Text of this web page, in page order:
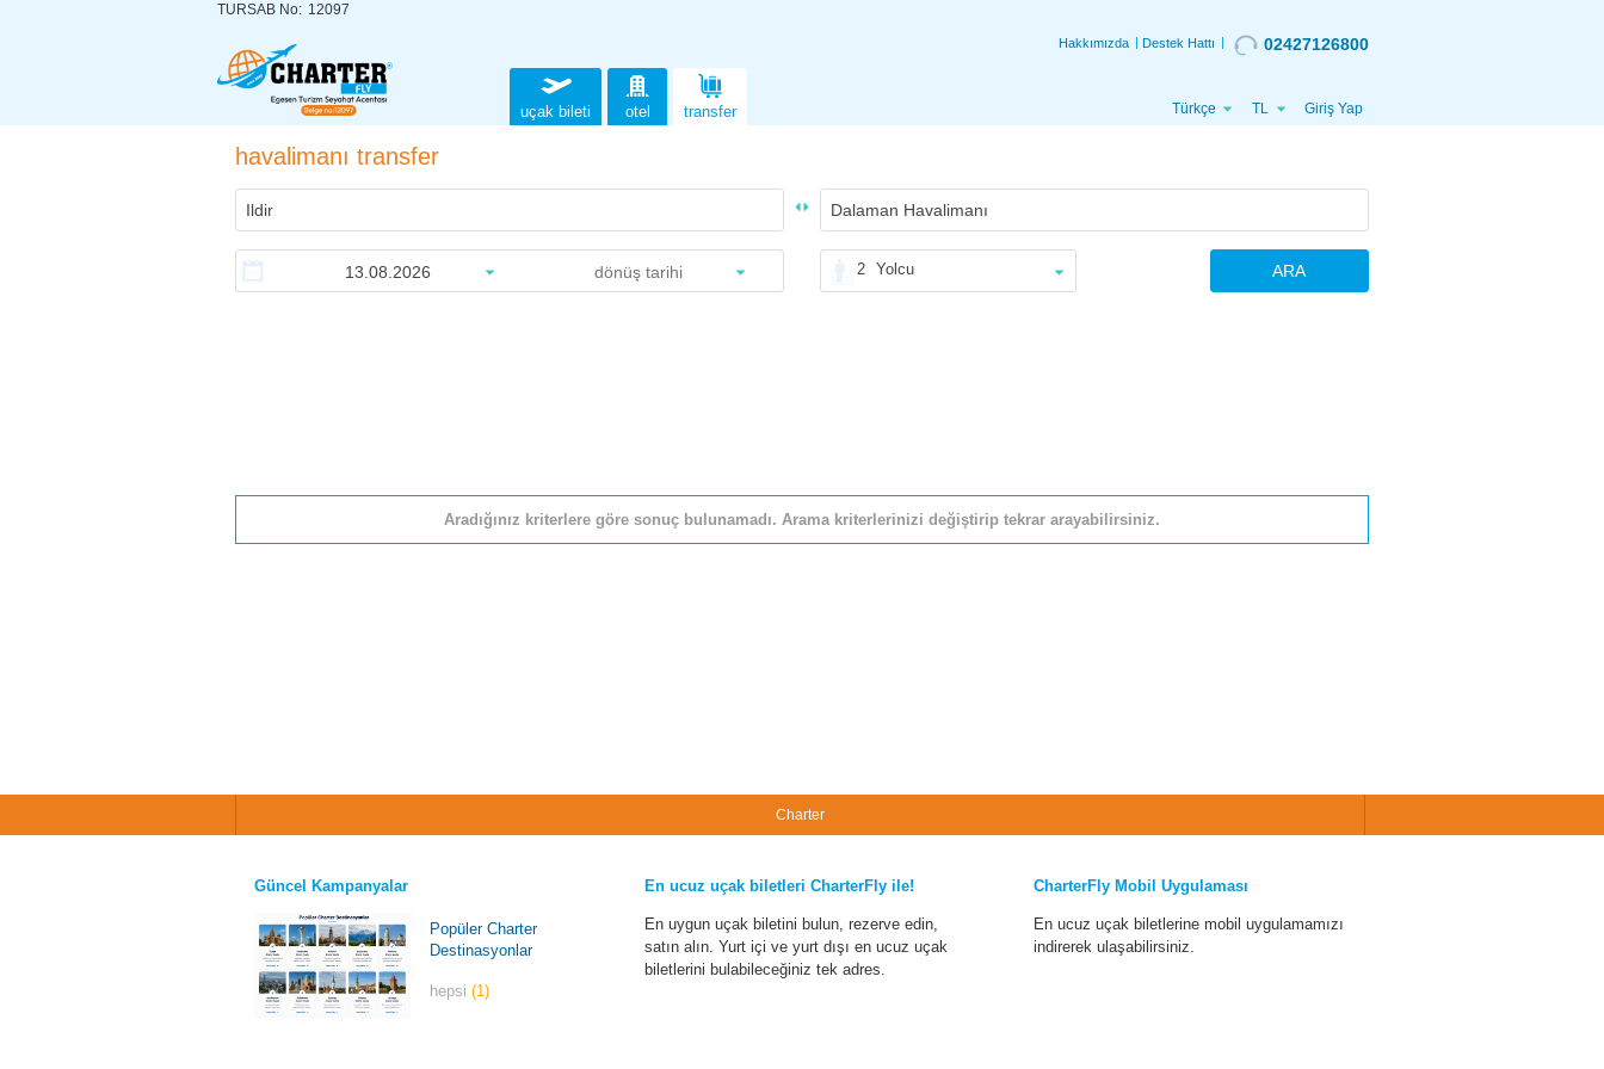
TURSAB No: 12097
Hakkımızda Destek Hattı 02427126800
uçak bileti otel transfer Türkçe TL Giriş Yap
havalimanı transfer
2 Yolcu ARA
Aradığınız kriterlere göre sonuç bulunamadı. Arama kriterlerinizi değiştirip tekrar arayabilirsiniz.
Charter
Güncel Kampanyalar
Popüler Charter
Destinasyonlar
hepsi(1)
En ucuz uçak biletleri CharterFly ile!
En uygun uçak biletini bulun, rezerve edin,
satın alın. Yurt içi ve yurt dışı en ucuz uçak
biletlerini bulabileceğiniz tek adres.
CharterFly Mobil Uygulaması
En ucuz uçak biletlerine mobil uygulamamızı
indirerek ulaşabilirsiniz.